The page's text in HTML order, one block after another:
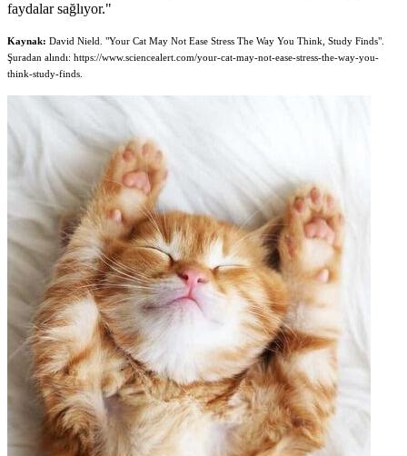
faydalar sağlıyor."
Kaynak: David Nield. "Your Cat May Not Ease Stress The Way You Think, Study Finds".
Şuradan alındı: https://www.sciencealert.com/your-cat-may-not-ease-stress-the-way-you-
think-study-finds.